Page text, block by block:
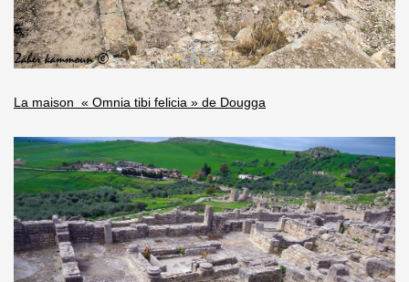
La maison « Omnia tibi felicia » de Dougga